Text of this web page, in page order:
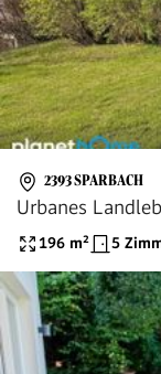
2393 SPARBACH
Urbanes
196 m² 5